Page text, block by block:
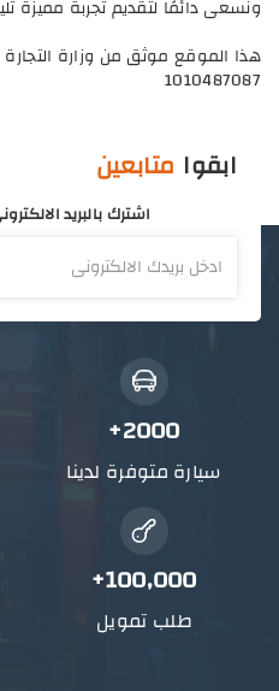
ونسعى دائمًا لتقديم تجربة مميزة
هذا الموقع موثق من وزارة
1010487087
ابقوا متابعين
اشترك بالبريد
2000+
سيارة متوفرة لدينا
100,000+
طلب تمويل